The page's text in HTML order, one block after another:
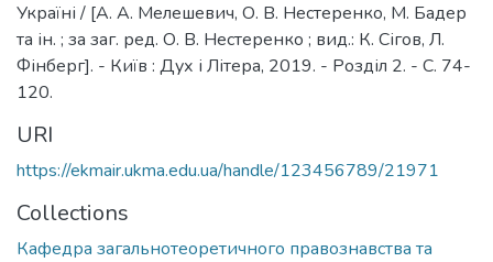
Україні / [А. А. Мелешевич, О. В. Нестеренко, М. Бадер
та ін. ; за заг. ред. О. В. Нестеренко ; вид.: К. Сігов, Л.
Фінберг]. - Київ : Дух і Літера, 2019. - Розділ 2. - С. 74-
120.
URI
https://ekmair.ukma.edu.ua/handle/123456789/21971
Collections
Кафедра загальнотеоретичного правознавства та